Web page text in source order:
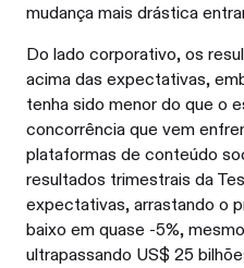
mudança mais drástica
Do lado corporativo, os
acima das expectativas,
tenha sido menor do que o
concorrência que vem
plataformas de conteúdo
resultados trimestrais da
expectativas, arrastando o
baixo em quase -5%,
ultrapassando US$ 25